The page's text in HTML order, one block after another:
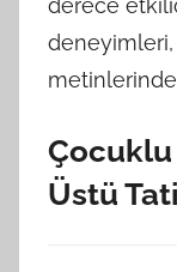
Çocuklu
Üstü